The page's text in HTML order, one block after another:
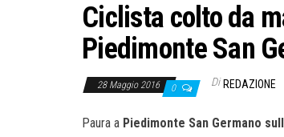
Ciclista colto da
Piedimonte San
28 Maggio 2016 0 Di REDAZIONE
Paura a Piedimonte San Germano